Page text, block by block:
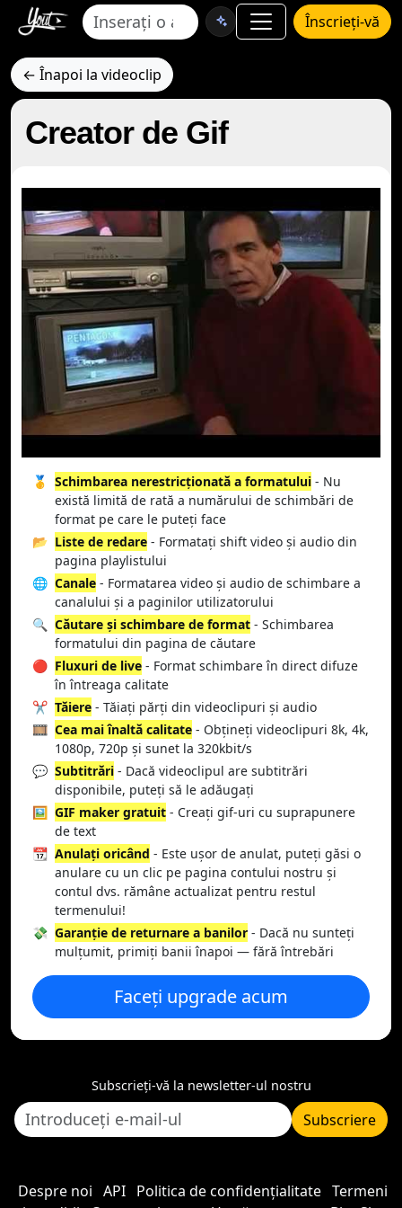
Înscrieți-vă
← Înapoi la videoclip
Creator de Gif
🥇 Schimbarea nerestricționată a formatului - Nu
există limită de rată a numărului de schimbări de
format pe care le puteți face
📂 Liste de redare - Formatați shift video și audio din
pagina playlistului
🌐 Canale - Formatarea video și audio de schimbare a
canalului și a paginilor utilizatorului
🔍 Căutare și schimbare de format - Schimbarea
formatului din pagina de căutare
🔴 Fluxuri de live - Format schimbare în direct difuze
în întreaga calitate
✂️ Tăiere - Tăiați părți din videoclipuri și audio
🎞️ Cea mai înaltă calitate - Obțineți videoclipuri 8k, 4k,
1080p, 720p și sunet la 320kbit/s
💬 Subtitrări - Dacă videoclipul are subtitrări
disponibile, puteți să le adăugați
🖼️ GIF maker gratuit - Creați gif-uri cu suprapunere
de text
📆 Anulați oricând - Este ușor de anulat, puteți găsi o
anulare cu un clic pe pagina contului nostru și
contul dvs. rămâne actualizat pentru restul
termenului!
💸 Garanție de returnare a banilor - Dacă nu sunteți
mulțumit, primiți banii înapoi — fără întrebări
Faceți upgrade acum
Subscrieți-vă la newsletter-ul nostru
Subscriere
Despre noi API Politica de confidențialitate Termeni